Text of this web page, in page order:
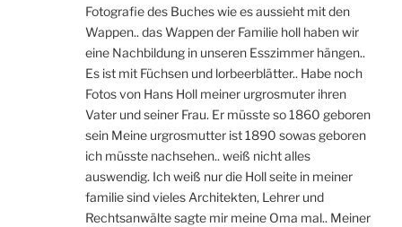
Fotografie des Buches wie es aussieht mit den
Wappen.. das Wappen der Familie holl haben wir
eine Nachbildung in unseren Esszimmer hängen..
Es ist mit Füchsen und lorbeerblätter.. Habe noch
Fotos von Hans Holl meiner urgrosmuter ihren
Vater und seiner Frau. Er müsste so 1860 geboren
sein Meine urgrosmutter ist 1890 sowas geboren
ich müsste nachsehen.. weiß nicht alles
auswendig. Ich weiß nur die Holl seite in meiner
familie sind vieles Architekten, Lehrer und
Rechtsanwälte sagte mir meine Oma mal.. Meiner